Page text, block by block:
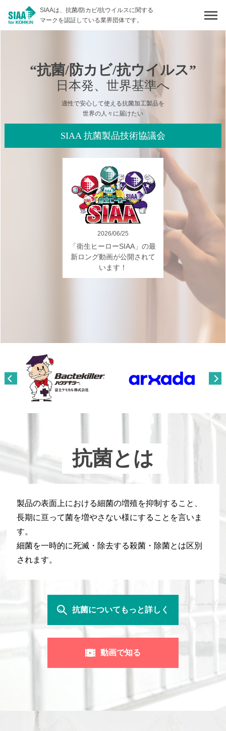
SIAAは、抗菌/防カビ/抗ウイルスに関する
マークを認証している業界団体です。
“抗菌/防カビ/抗ウイルス”
日本発、世界基準へ
適性で安心して使える抗菌加工製品を
世界の人々に届けたい
SIAA 抗菌製品技術協議会
2026/06/25
「衛生ヒーローSIAA」の最
新ロング動画が公開されて
います！
“抗菌/防カビ/抗ウイルス”
日本発、世界基準へ
適性で安心して使える抗菌加工製品を
世界の人々に届けたい
SIAA 抗菌製品技術協議会
2026/06/25
「衛生ヒーローSIAA」の最
新ロング動画が公開されて
います！
“抗菌/防カビ/抗ウイルス”
日本発、世界基準へ
適性で安心して使える抗菌加工製品を
世界の人々に届けたい
SIAA 抗菌製品技術協議会
2026/06/25
「衛生ヒーローSIAA」の最
新ロング動画が公開されて
います！
“抗菌/防カビ/抗ウイルス”
日本発、世界基準へ
適性で安心して使える抗菌加工製品を
世界の人々に届けたい
SIAA 抗菌製品技術協議会
2026/06/25
「衛生ヒーローSIAA」の最
新ロング動画が公開されて
います！
Previous Next
抗菌とは
製品の表面上における細菌の増殖を抑制すること、
長期に亘って菌を増やさない様にすることを言いま
す。
細菌を一時的に死滅・除去する殺菌・除菌とは区別
されます。
抗菌についてもっと詳しく
動画で知る